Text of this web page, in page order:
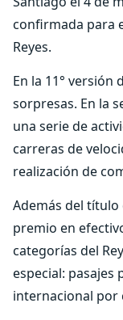
confirmada para
Reyes.
En la 11° versión
sorpresas. En la
una serie de
carreras de
realización de
Además del título
premio en
categorías del
especial: pasajes
internacional por